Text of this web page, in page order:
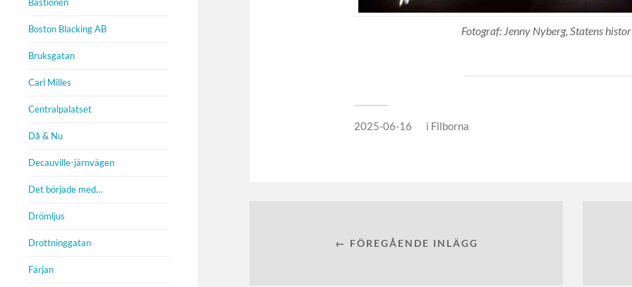
Bastionen
Boston Blacking AB
Bruksgatan
Carl Milles
Centralpalatset
Då & Nu
Decauville-järnvägen
Det började med…
Drömljus
Drottninggatan
Färjan
Fotograf: Jenny Nyberg, Statens
2025-06-16 i Filborna
← FÖREGÅENDE INLÄGG